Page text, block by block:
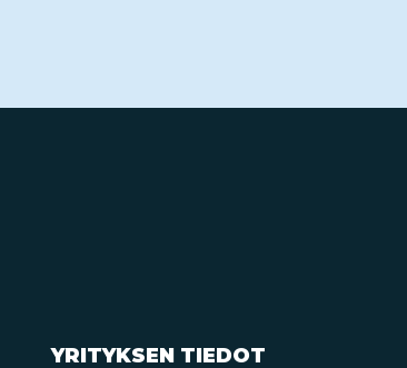
YRITYKSEN TIEDOT